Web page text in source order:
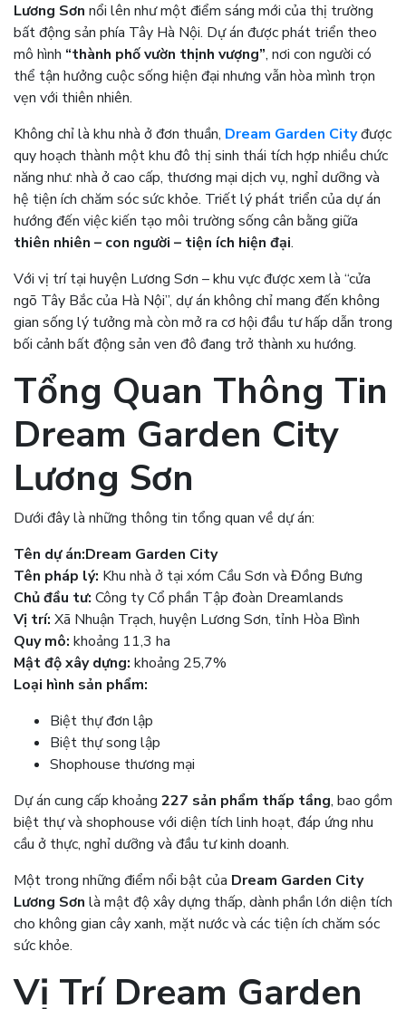
Lương Sơn nổi lên như một điểm sáng mới của thị trường
bất động sản phía Tây Hà Nội. Dự án được phát triển theo
mô hình “thành phố vườn thịnh vượng”, nơi con người có
thể tận hưởng cuộc sống hiện đại nhưng vẫn hòa mình trọn
vẹn với thiên nhiên.
Không chỉ là khu nhà ở đơn thuần, Dream Garden Cityđược
quy hoạch thành một khu đô thị sinh thái tích hợp nhiều chức
năng như: nhà ở cao cấp, thương mại dịch vụ, nghỉ dưỡng và
hệ tiện ích chăm sóc sức khỏe. Triết lý phát triển của dự án
hướng đến việc kiến tạo môi trường sống cân bằng giữa
thiên nhiên – con người – tiện ích hiện đại.
Với vị trí tại huyện Lương Sơn – khu vực được xem là “cửa
ngõ Tây Bắc của Hà Nội”, dự án không chỉ mang đến không
gian sống lý tưởng mà còn mở ra cơ hội đầu tư hấp dẫn trong
bối cảnh bất động sản ven đô đang trở thành xu hướng.
Tổng Quan Thông Tin
Dream Garden City
Lương Sơn
Dưới đây là những thông tin tổng quan về dự án:
Tên dự án:Dream Garden City
Tên pháp lý: Khu nhà ở tại xóm Cầu Sơn và Đồng Bưng
Chủ đầu tư: Công ty Cổ phần Tập đoàn Dreamlands
Vị trí: Xã Nhuận Trạch, huyện Lương Sơn, tỉnh Hòa Bình
Quy mô: khoảng 11,3 ha
Mật độ xây dựng: khoảng 25,7%
Loại hình sản phẩm:
Biệt thự đơn lập
Biệt thự song lập
Shophouse thương mại
Dự án cung cấp khoảng 227 sản phẩm thấp tầng, bao gồm
biệt thự và shophouse với diện tích linh hoạt, đáp ứng nhu
cầu ở thực, nghỉ dưỡng và đầu tư kinh doanh.
Một trong những điểm nổi bật của Dream Garden City
Lương Sơn là mật độ xây dựng thấp, dành phần lớn diện tích
cho không gian cây xanh, mặt nước và các tiện ích chăm sóc
sức khỏe.
Vị Trí Dream Garden